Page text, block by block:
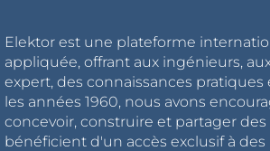
Elektor est une plateforme
appliquée, offrant aux ingénieurs,
expert, des connaissances
les années 1960, nous avons
concevoir, construire et partager
bénéficient d'un accès exclusif à